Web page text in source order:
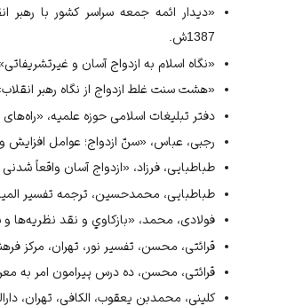
1387ش.
«نگاه اسلام به ازدواج آسان و غیرتشریفاتی»،
«هشت سنت غلط ازدواج از نگاه رهبر
دفتر تبلیغات اسلامی حوزه علمیه، «راه‌های
رجبی، عباس، «سنّ ازدواج؛ عوامل افزايش و
طباطبایی، فرزاد، «ازدواج آسان واقعاً شدنی
طباطبایی، محمدحسین، ترجمه تفسیر
فولادی، محمد، «بازكاوي و نقد نظريه‌ها و
قرائتی، محسن، تفسیر نور، تهران، مرکز
قرائتی، محسن، ده درس پيرامون امر به
کلینی، محمد‌بن یعقوب، الکافی، تهران، دارالكتب